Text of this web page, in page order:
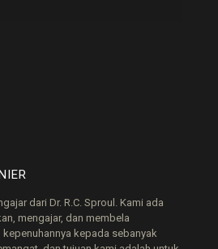
dari Dr. R.C. Sproul. Kami ada
mengajar, dan membela
kepada sebanyak